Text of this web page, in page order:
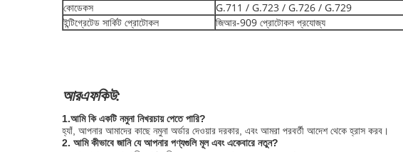
কোডেকস
G.711 / G.723 / G.726 / G.729
ইন্টিগ্রেটেড সার্কিট প্রোটোকল
জিআর-909 প্রোটোকল প্রযোজ্য
আরএফকিউ:
1.আমি কি একটি নমুনা নিখরচায় পেতে পারি?
হ্যাঁ, আপনার আমাদের কাছে নমুনা অর্ডার দেওয়ার দরকার, এবং আমরা পরবর্তী আদেশ থেকে হ্রাস করব।
2. আমি কীভাবে জানি যে আপনার পণ্যগুলি মূল এবং একেবারে নতুন?